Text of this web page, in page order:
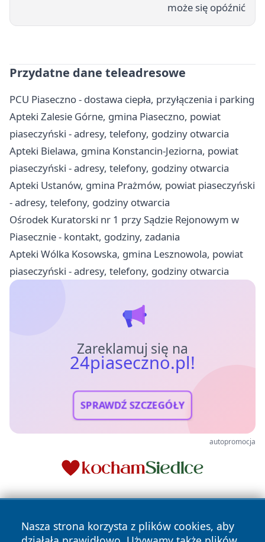
może się opóźnić
Przydatne dane teleadresowe
PCU Piaseczno - dostawa ciepła, przyłączenia i parking
Apteki Zalesie Górne, gmina Piaseczno, powiat
piaseczyński - adresy, telefony, godziny otwarcia
Apteki Bielawa, gmina Konstancin-Jeziorna, powiat
piaseczyński - adresy, telefony, godziny otwarcia
Apteki Ustanów, gmina Prażmów, powiat piaseczyński
- adresy, telefony, godziny otwarcia
Ośrodek Kuratorski nr 1 przy Sądzie Rejonowym w
Piasecznie - kontakt, godziny, zadania
Apteki Wólka Kosowska, gmina Lesznowola, powiat
piaseczyński - adresy, telefony, godziny otwarcia
Zareklamuj się na
24piaseczno.pl!
SPRAWDŹ SZCZEGÓŁY
autopromocja
Nasza strona korzysta z plików cookies, aby